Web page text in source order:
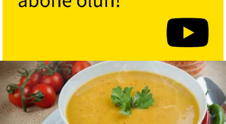
Kariyer
Araştırma